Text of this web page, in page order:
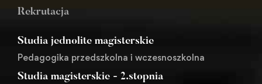
Rekrutacja
Studia jednolite magisterskie
Pedagogika przedszkolna i wczesnoszkolna
Studia magisterskie - 2.stopnia